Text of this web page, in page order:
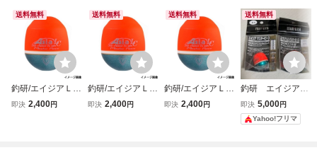
送料無料
釣研/エイジアＬＣ
マスターピース
即決 2,400円
送料無料
釣研/エイジアＬＣ
マスターピース
即決 2,400円
送料無料
釣研/エイジアＬＣ
マスターピース
即決 2,400円
送料無料
釣研 エイジア
マスターピース
LCマスターピース
即決 5,000円
Yahoo!フリマ